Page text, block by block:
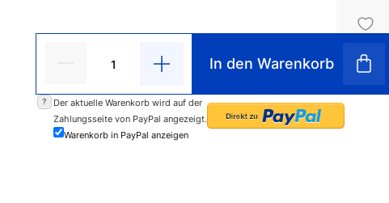
In den Warenkorb
?
Der aktuelle Warenkorb wird auf der
Zahlungsseite von PayPal angezeigt.
Warenkorb in PayPal anzeigen